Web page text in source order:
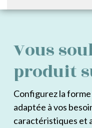
Vous
produit
Configurez la
adaptée à vos
caractéristiques et